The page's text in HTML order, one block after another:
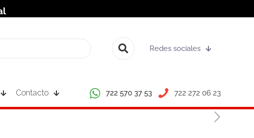
Redes sociales
Contacto 722 570 37 53 722 272 06 23